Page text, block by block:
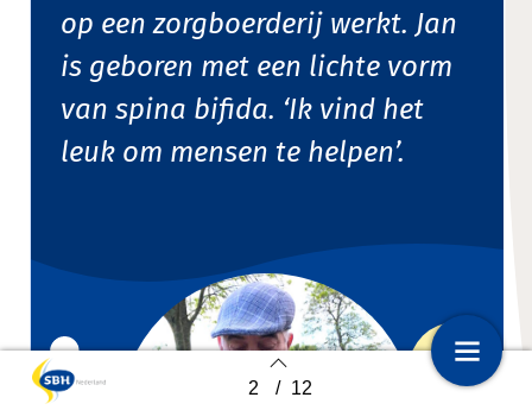
2 / 12
op een zorgboerderij werkt. Jan
is geboren met een lichte vorm
van spina bifida. ‘Ik vind het
leuk om mensen te helpen’.